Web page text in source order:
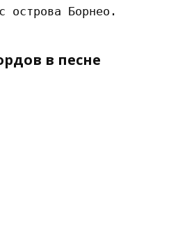
в песне